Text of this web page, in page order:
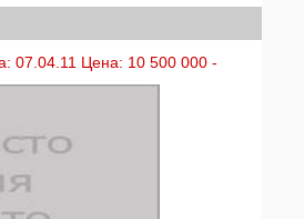
07.04.11 Цена: 10 500 000 -